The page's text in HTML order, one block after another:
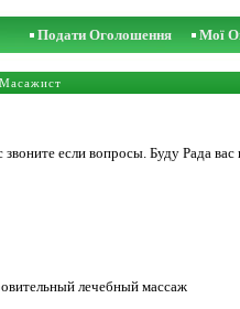
Подати Оголошення Мої
Масажист
если вопросы. Буду Рада вас
лечебный массаж